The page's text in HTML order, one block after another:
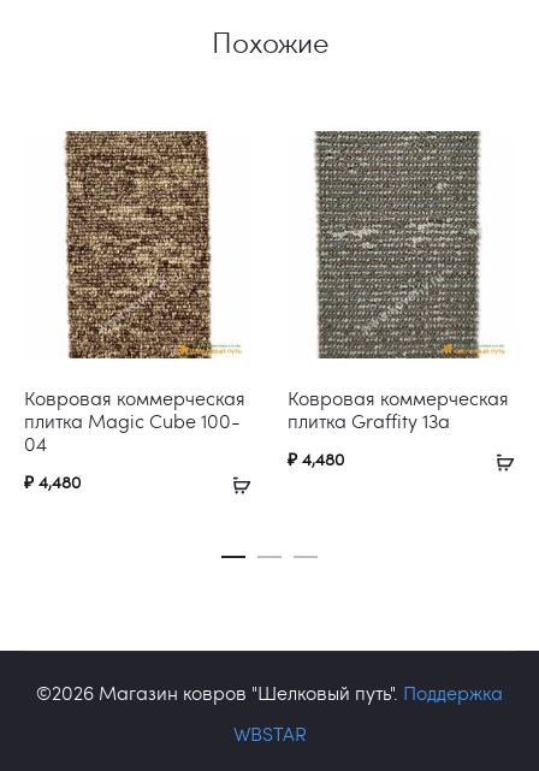
Похожие
Ковровая коммерческая
плитка Magic Cube 100-
04
₽4,480
Ковровая коммерческая
плитка Graffity 13a
₽4,480
©2026 Магазин ковров "Шелковый путь". Поддержка
WBSTAR